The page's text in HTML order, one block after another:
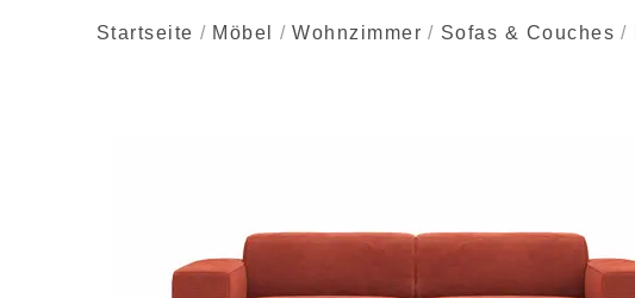
Startseite Möbel Wohnzimmer Sofas & Couches